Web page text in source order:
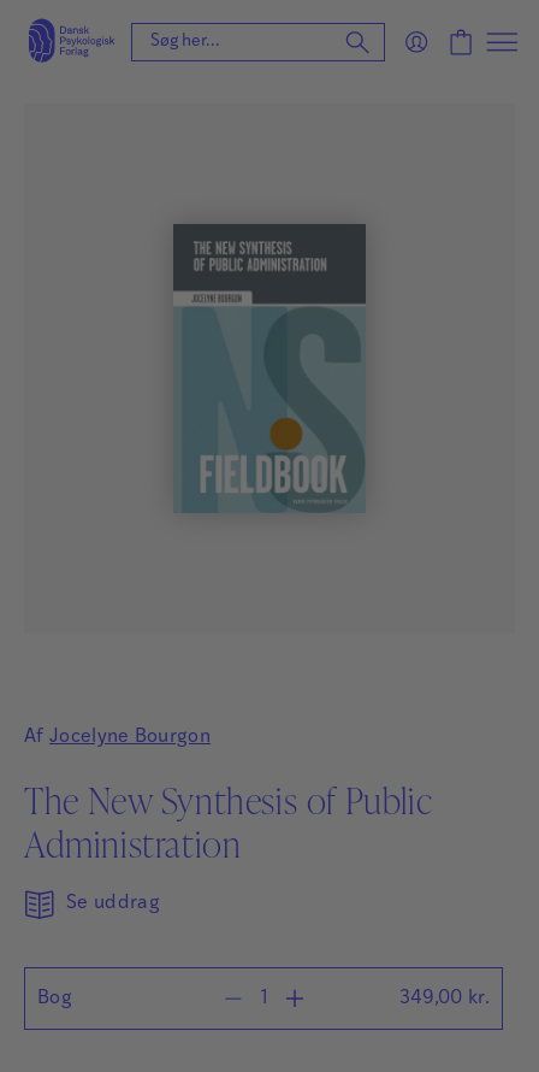
Af Jocelyne Bourgon
The New Synthesis of Public
Administration
Se uddrag
Bog 349,00 kr.